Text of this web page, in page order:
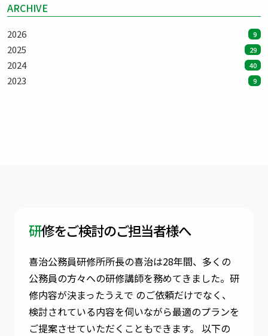
ARCHIVE
2026 9
2025 29
2024 40
2023 9
研修をご検討のご担当者様へ
喜治公務員研修所所長の喜治は28年間、多くの
公務員の方々への研修講師を務めてきました。 研
修内容が決まったうえで のご依頼だけでなく、
検討されている内容を伺いながら最適のプランを
ご提案させていただくこともできます。 以下の